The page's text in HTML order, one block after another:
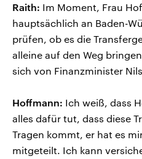
Raith: Im Moment, Frau
hauptsächlich an Baden-
prüfen, ob es die
alleine auf den Weg
sich von Finanzminister
Hoffmann: Ich weiß, dass
alles dafür tut, dass diese
Tragen kommt, er hat es
mitgeteilt. Ich kann